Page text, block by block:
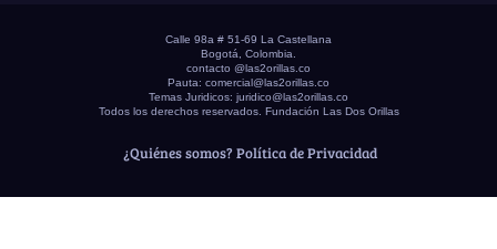
Calle 98a # 51-69 La Castellana
Bogotá, Colombia.
contacto @las2orillas.co
Pauta: comercial@las2orillas.co
Temas Juridicos: juridico@las2orillas.co
Todos los derechos reservados. Fundación Las Dos Orillas
¿Quiénes somos? Política de Privacidad